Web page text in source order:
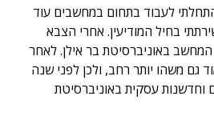
לעבוד בתחום במחשבים עוד
בחיל המודיעין. אחרי הצבא
המחשב באוניברסיטת בר אילן. לאחר
גם משהו יותר רחב, ולכן לפני שנה
וחדשנות עסקית באוניברסיטת